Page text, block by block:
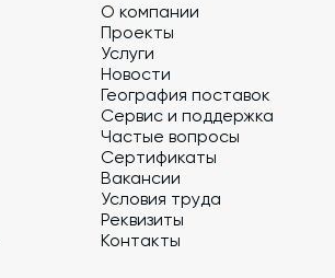
О компании
Проекты
Услуги
Новости
География поставок
Сервис и поддержка
Частые вопросы
Сертификаты
Вакансии
Условия труда
Реквизиты
Контакты